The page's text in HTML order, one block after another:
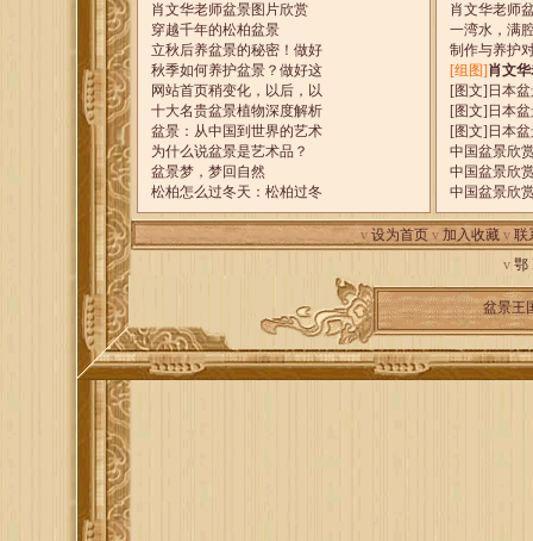
肖文华老师盆景图片欣赏
穿越千年的松柏盆景
立秋后养盆景的秘密！做好
秋季如何养护盆景？做好这
网站首页稍变化，以后，以
十大名贵盆景植物深度解析
盆景：从中国到世界的艺术
为什么说盆景是艺术品？
盆景梦，梦回自然
松柏怎么过冬天：松柏过冬
肖文华老师
一湾水，满
制作与养护
[组图]肖文
[图文] 日本
[图文] 日本
[图文] 日本
中国盆景欣
中国盆景欣
中国盆景欣
v 设为首页 v 加入收藏 v 联
v 鄂
盆景王